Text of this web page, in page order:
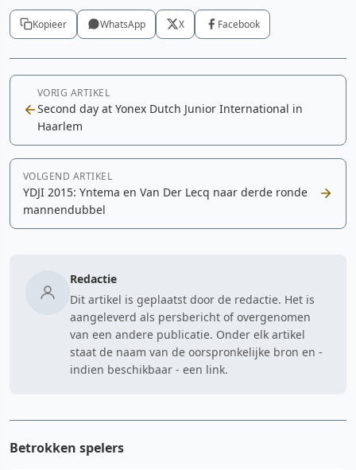
Kopieer WhatsApp X Facebook
VORIG ARTIKEL
Second day at Yonex Dutch Junior International in
Haarlem
VOLGEND ARTIKEL
YDJI 2015: Yntema en Van Der Lecq naar derde ronde
mannendubbel
Redactie
Dit artikel is geplaatst door de redactie. Het is
aangeleverd als persbericht of overgenomen
van een andere publicatie. Onder elk artikel
staat de naam van de oorspronkelijke bron en -
indien beschikbaar - een link.
Betrokken spelers